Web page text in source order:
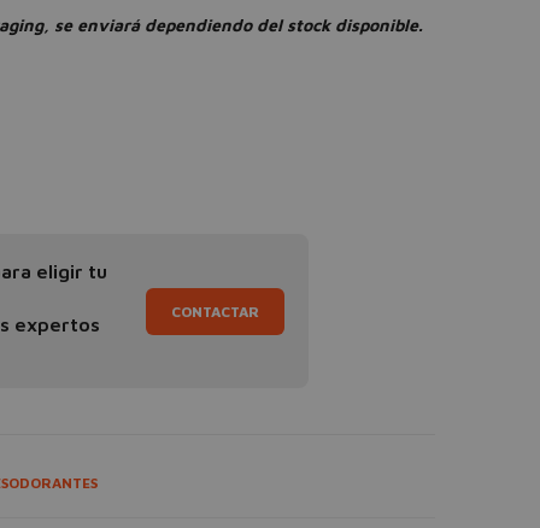
se enviará dependiendo del stock disponible.
eligir tu
expertos
CONTACTAR